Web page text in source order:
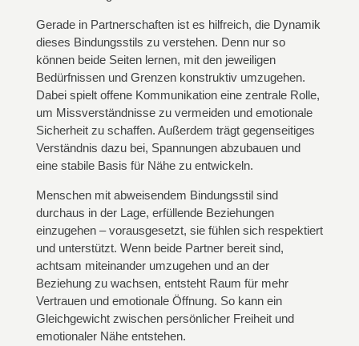
Gerade in Partnerschaften ist es hilfreich, die Dynamik
dieses Bindungsstils zu verstehen. Denn nur so
können beide Seiten lernen, mit den jeweiligen
Bedürfnissen und Grenzen konstruktiv umzugehen.
Dabei spielt offene Kommunikation eine zentrale Rolle,
um Missverständnisse zu vermeiden und emotionale
Sicherheit zu schaffen. Außerdem trägt gegenseitiges
Verständnis dazu bei, Spannungen abzubauen und
eine stabile Basis für Nähe zu entwickeln.
Menschen mit abweisendem Bindungsstil sind
durchaus in der Lage, erfüllende Beziehungen
einzugehen – vorausgesetzt, sie fühlen sich respektiert
und unterstützt. Wenn beide Partner bereit sind,
achtsam miteinander umzugehen und an der
Beziehung zu wachsen, entsteht Raum für mehr
Vertrauen und emotionale Öffnung. So kann ein
Gleichgewicht zwischen persönlicher Freiheit und
emotionaler Nähe entstehen.